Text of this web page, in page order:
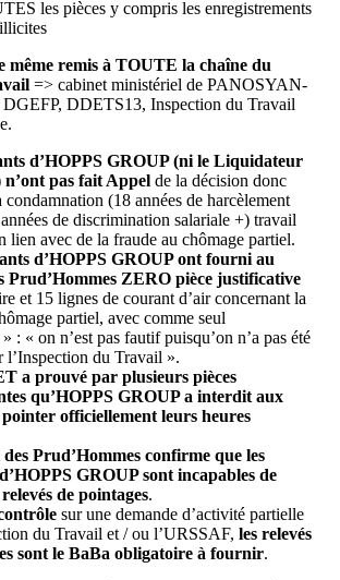
les pièces y compris les enregistrements
même remis à TOUTE la chaîne du
=> cabinet ministériel de PANOSYAN-
DDETS13, Inspection du Travail
d’HOPPS GROUP (ni le Liquidateur
pas fait Appel de la décision donc
condamnation (18 années de harcèlement
de discrimination salariale +) travail
lien avec de la fraude au chômage partiel.
d’HOPPS GROUP ont fourni au
Prud’Hommes ZERO pièce justificative
et 15 lignes de courant d’air concernant la
partiel, avec comme seul
: « on n’est pas fautif puisqu’on n’a pas été
l’Inspection du Travail ».
a prouvé par plusieurs pièces
qu’HOPPS GROUP a interdit aux
pointer officiellement leurs heures
Prud’Hommes confirme que les
GROUP sont incapables de
de pointages.
sur une demande d’activité partielle
du Travail et / ou l’URSSAF, les relevés
sont le BaBa obligatoire à fournir.